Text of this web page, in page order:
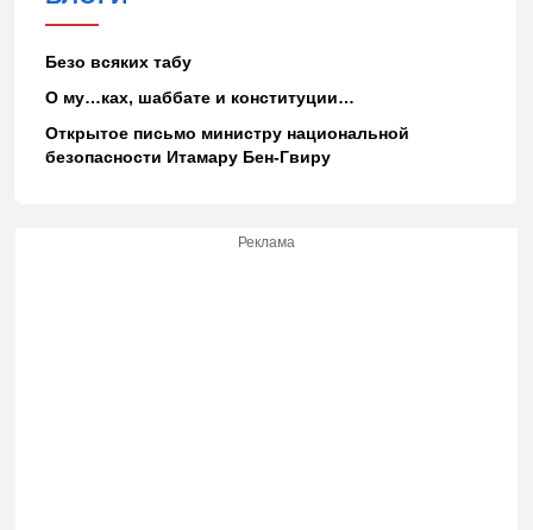
Безо всяких табу
О му…ках, шаббате и конституции…
Открытое письмо министру национальной
безопасности Итамару Бен-Гвиру
Реклама